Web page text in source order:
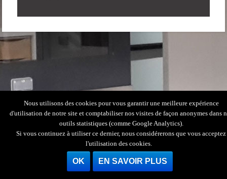
Nous utilisons des cookies pour vous garantir une meilleure expérience
d'utilisation de notre site et comptabiliser nos visites de façon anonymes dans
outils statistiques (comme Google Analytics).
Si vous continuez à utiliser ce dernier, nous considérerons que vous acceptez
l'utilisation des cookies.
OK EN SAVOIR PLUS